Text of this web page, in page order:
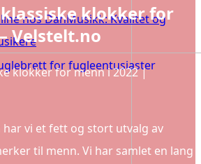
hos DanMusikk: Kvalitet og
klokker for
Velstelt.no
klokker for menn i 2022 |
har vi et fett og stort utvalg av
til menn. Vi har samlet en lang